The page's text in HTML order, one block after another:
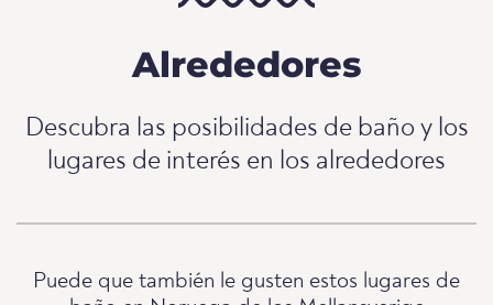
Alrededores
Descubra las posibilidades de baño y los
lugares de interés en los alrededores
Puede que también le gusten estos lugares de